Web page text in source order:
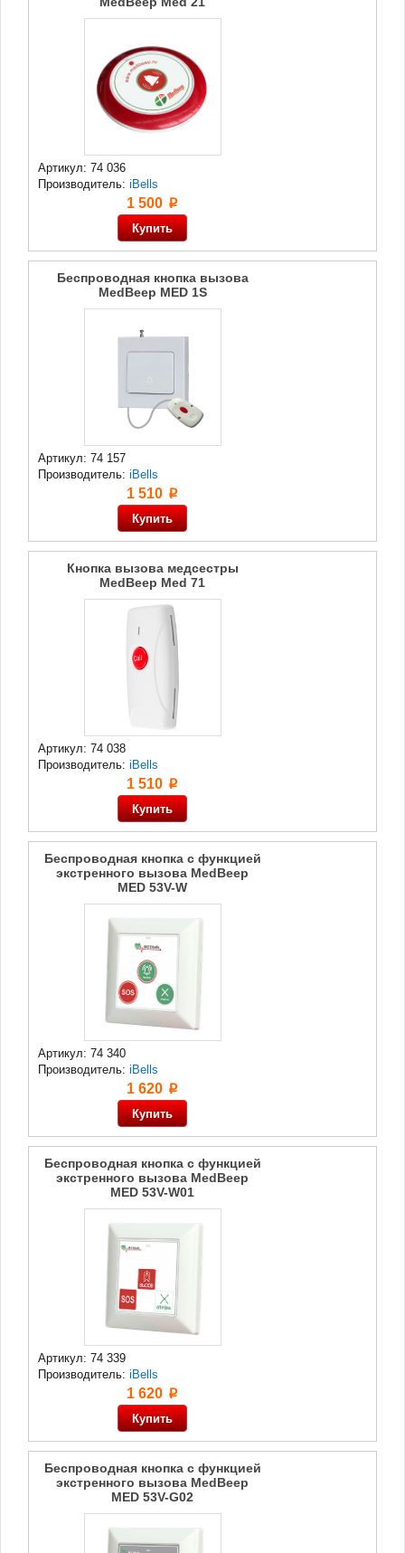
Артикул: 74 036
Производитель: iBells
1 500 p
Беспроводная кнопка вызова
MedBeep MED 1S
Артикул: 74 157
Производитель: iBells
1 510 p
Кнопка вызова медсестры
MedBeep Med 71
Артикул: 74 038
Производитель: iBells
1 510 p
Беспроводная кнопка с функцией
экстренного вызова MedBeep
MED 53V-W
Артикул: 74 340
Производитель: iBells
1 620 p
Беспроводная кнопка с функцией
экстренного вызова MedBeep
MED 53V-W01
Артикул: 74 339
Производитель: iBells
1 620 p
Беспроводная кнопка с функцией
экстренного вызова MedBeep
MED 53V-G02